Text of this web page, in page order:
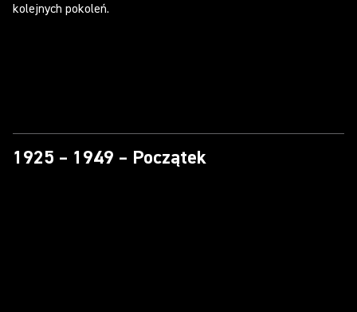
kolejnych pokoleń.
1925 – 1949 – Początek